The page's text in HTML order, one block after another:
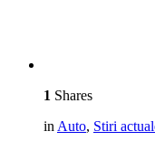
1 Shares
in Auto, Stiri